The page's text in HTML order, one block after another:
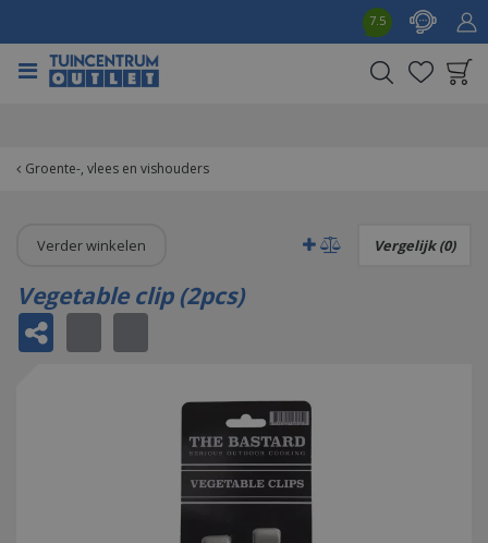
Groente-, vlees en vishouders
7.5
Verder winkelen Vergelijk (0)
Vegetable clip (2pcs)